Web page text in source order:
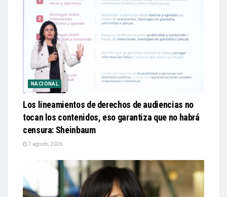
NACIONAL
Los lineamientos de derechos de audiencias no
tocan los contenidos, eso garantiza que no habrá
censura: Sheinbaum
7 agosto, 2026